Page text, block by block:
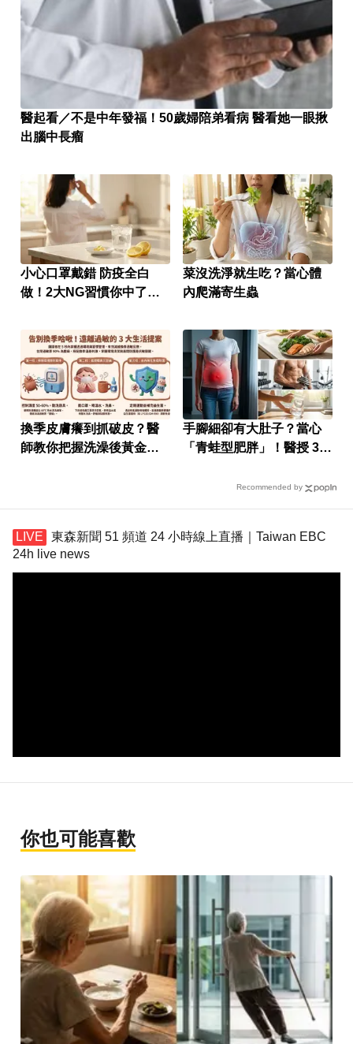
醫起看／不是中年發福！50歲婦陪弟看病 醫看她一眼揪
出腦中長瘤
小心口罩戴錯 防疫全白
做！2大NG習慣你中了
菜沒洗淨就生吃？當心體
內爬滿寄生蟲
換季皮膚癢到抓破皮？醫
師教你把握洗澡後黃金時
手腳細卻有大肚子？當心
「青蛙型肥胖」！醫授 3
Recommended by
東森新聞 51 頻道 24 小時線上直播｜Taiwan EBC
24h live news
你也可能喜歡